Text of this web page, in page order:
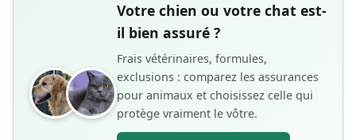
Votre chien ou votre chat est-
il bien assuré ?
Frais vétérinaires, formules,
exclusions : comparez les assurances
pour animaux et choisissez celle qui
protège vraiment le vôtre.